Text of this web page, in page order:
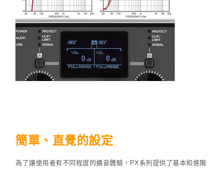
簡單、直覺的設定
為了讓使用者有不同程度的擴音體驗，PX系列提供了基本和進階